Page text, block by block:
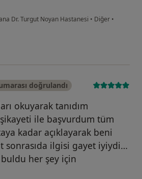
Dr. Turgut Noyan Hastanesi • Diğer •
doğrulandı
okuyarak tanıdım
ile başvurdum tüm
kadar açıklayarak beni
sonrasıda ilgisi gayet iyiydi…
buldu her şey için